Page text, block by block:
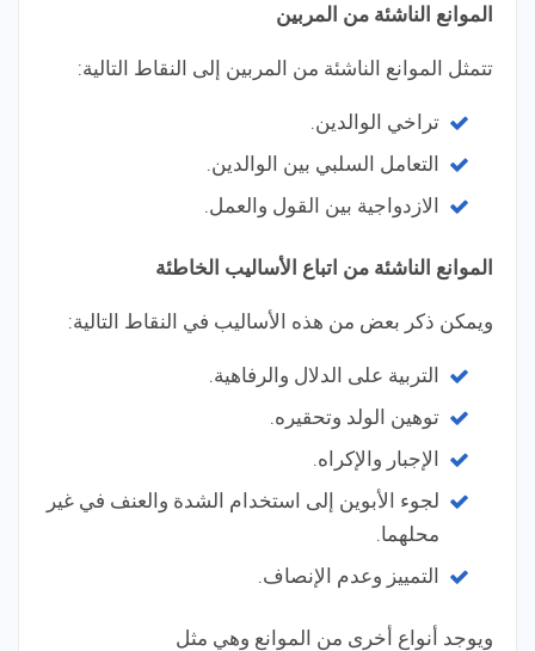
الموانع الناشئة من المربين
تتمثل الموانع الناشئة من المربين إلى النقاط التالية:
تراخي الوالدين.
التعامل السلبي بين الوالدين.
الازدواجية بين القول والعمل.
الموانع الناشئة من اتباع الأساليب الخاطئة
ويمكن ذكر بعض من هذه الأساليب في النقاط التالية:
التربية على الدلال والرفاهية.
توهين الولد وتحقيره.
الإجبار والإكراه.
لجوء الأبوين إلى استخدام الشدة والعنف في غير
محلهما.
التمييز وعدم الإنصاف.
ويوجد أنواع أخرى من الموانع وهي مثل